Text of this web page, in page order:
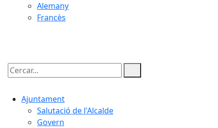
Alemany
Francès
Cercar:
Ajuntament
Salutació de l'Alcalde
Govern